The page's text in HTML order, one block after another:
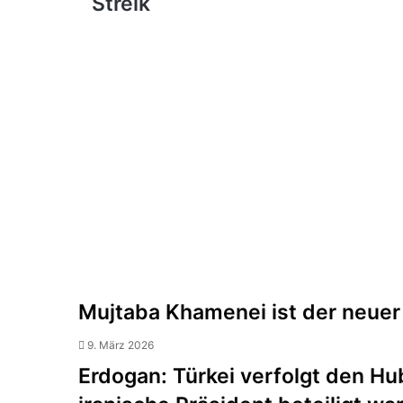
treten
Mujtaba Khamenei ist der
9. März 2026
Erdogan: Türkei verfolgt den